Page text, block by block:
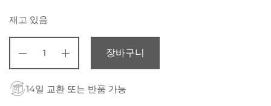
재고 있음
장바구니
14일 교환 또는 반품 가능